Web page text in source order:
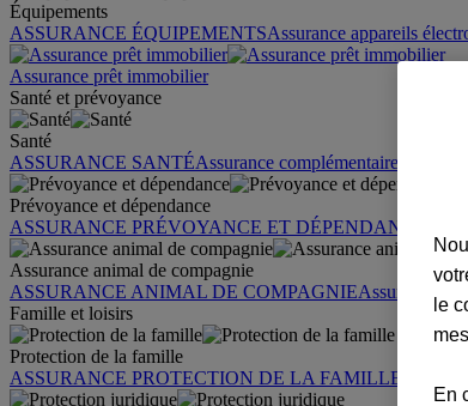
Équipements
ASSURANCE ÉQUIPEMENTSAssurance appareils
Assurance prêt immobilier
Santé et prévoyance
Santé
ASSURANCE SANTÉAssurance complémentaire santé
Prévoyance et dépendance
ASSURANCE PRÉVOYANCE ET DÉPENDANCE
Assurance animal de compagnie
ASSURANCE ANIMAL DE COMPAGNIEAssurance
Famille et loisirs
Protection de la famille
ASSURANCE PROTECTION DE LA FAMILLE
le
En